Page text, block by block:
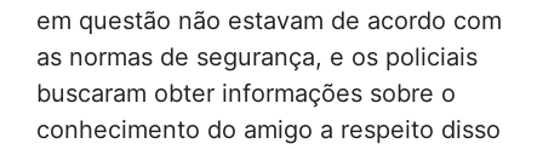
em questão não estavam de acordo com
as normas de segurança, e os policiais
buscaram obter informações sobre o
conhecimento do amigo a respeito disso